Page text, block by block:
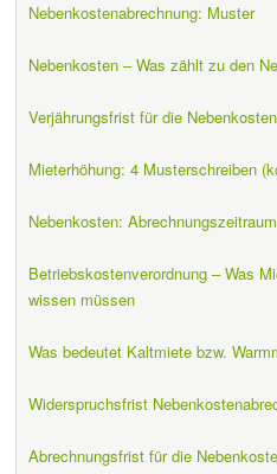
Nebenkostenabrechnung: Muster
Nebenkosten – Was zählt zu den
Verjährungsfrist für die
Mieterhöhung: 4 Musterschreiben
Nebenkosten:
Betriebskostenverordnung – Was
wissen müssen
Was bedeutet Kaltmiete bzw.
Widerspruchsfrist
Abrechnungsfrist für die